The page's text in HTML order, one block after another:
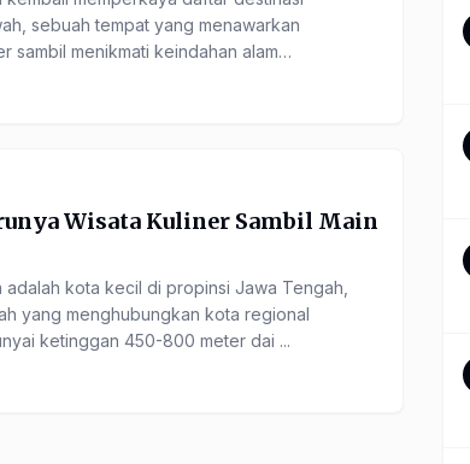
sebuah tempat yang menawarkan
sambil menikmati keindahan alam
Wisata Kuliner Sambil Main
kota kecil di propinsi Jawa Tengah,
yang menghubungkan kota regional
ketinggan 450-800 meter dai ...